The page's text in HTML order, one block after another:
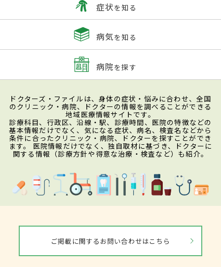
症状を知る
病気を知る
病院を探す
ドクターズ・ファイルは、身体の症状・悩みに合わせ、全国
のクリニック・病院、ドクターの情報を調べることができる
地域医療情報サイトです。
診療科目、行政区、沿線・駅、診療時間、医院の特徴などの
基本情報だけでなく、気になる症状、病名、検査名などから
条件に合ったクリニック・病院、ドクターを探すことができ
ます。 医院情報だけでなく、独自取材に基づき、ドクターに
関する情報（診療方針や得意な治療・検査など）も紹介。
ご掲載に関するお問い合わせはこちら